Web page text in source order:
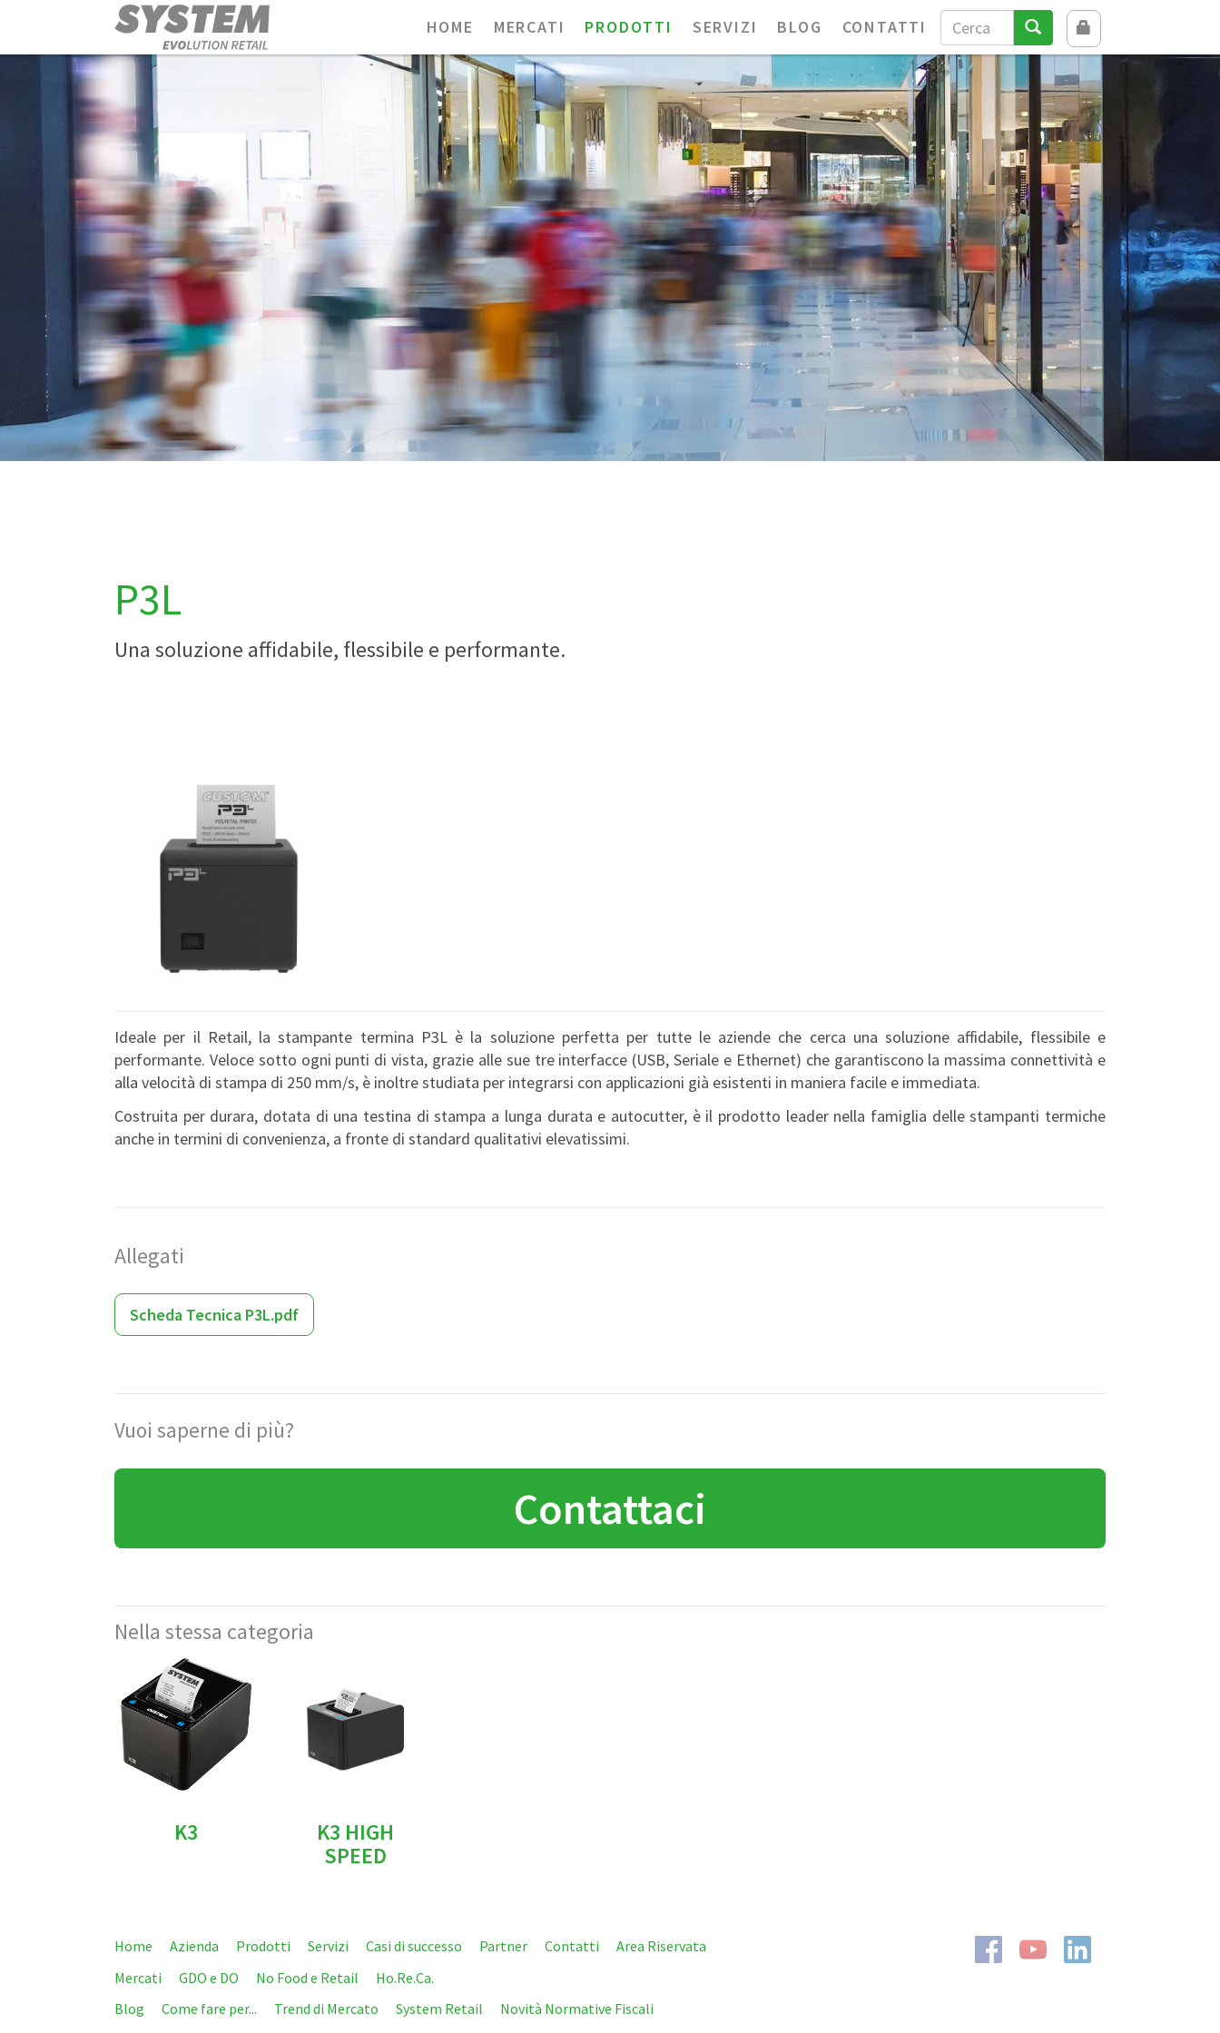
HOME MERCATI PRODOTTI SERVIZI BLOG CONTATTI
P3L
Una soluzione affidabile, flessibile e performante.
Ideale per il Retail, la stampante termina P3L è la soluzione perfetta per tutte le aziende che cerca una soluzione affidabile, flessibile e
performante. Veloce sotto ogni punti di vista, grazie alle sue tre interfacce (USB, Seriale e Ethernet) che garantiscono la massima connettività e
alla velocità di stampa di 250 mm/s, è inoltre studiata per integrarsi con applicazioni già esistenti in maniera facile e immediata.
Costruita per durara, dotata di una testina di stampa a lunga durata e autocutter, è il prodotto leader nella famiglia delle stampanti termiche
anche in termini di convenienza, a fronte di standard qualitativi elevatissimi.
Allegati
Scheda Tecnica P3L.pdf
Vuoi saperne di più?
Contattaci
Nella stessa categoria
K3
K3 HIGH
SPEED
Home Azienda Prodotti Servizi Casi di successo Partner Contatti
Area Riservata
Mercati
GDO e DO No Food e Retail
Ho.Re.Ca.
Blog
Come fare per... Trend di Mercato System Retail Novità Normative Fiscali